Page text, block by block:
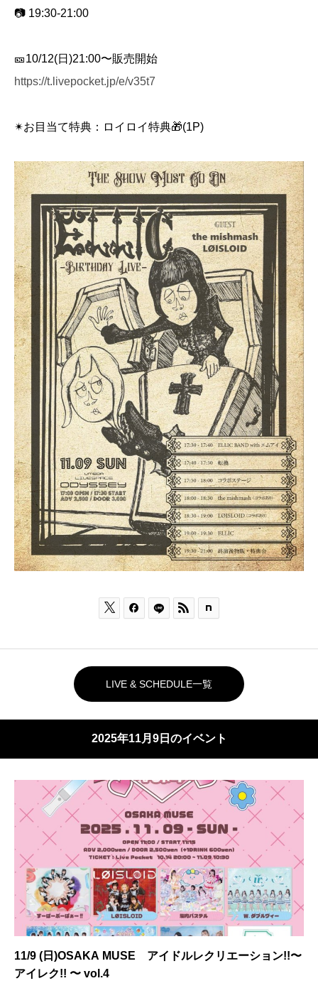
📷 19:30-21:00
🎫10/12(日)21:00〜販売開始
https://t.livepocket.jp/e/v35t7
✴︎お目当て特典：ロイロイ特典🎁(1P)
  
LIVE & SCHEDULE一覧
2025年11月9日のイベント
11/9 (日)OSAKA MUSE アイドルレクリエーション!!〜
アイレク!! 〜 vol.4